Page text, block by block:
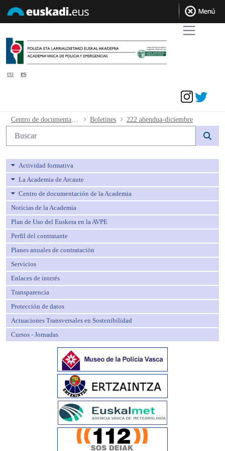
eu
es
222 abendua-diciembre - avpe
Boletines 222 abendua-diciembre
Búsqueda web
Actividad formativa
La Academia de Arcaute
Centro de documentación de la Academia
Noticias de la Academia
Plan de Uso del Euskera en la AVPE
Perfil del contratante
Planes anuales de contratación
Servicios
Enlaces de interés
Transparencia
Protección de datos
Actuaciones Transversales en Sostenibilidad
Cursos - Jornadas